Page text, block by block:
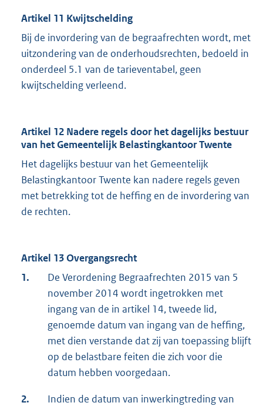
Artikel 11 Kwijtschelding
Bij de invordering van de begraafrechten wordt, met
uitzondering van de onderhoudsrechten, bedoeld in
onderdeel 5.1 van de tarieventabel, geen
kwijtschelding verleend.
Artikel 12 Nadere regels door het dagelijks bestuur
van het Gemeentelijk Belastingkantoor Twente
Het dagelijks bestuur van het Gemeentelijk
Belastingkantoor Twente kan nadere regels geven
met betrekking tot de heffing en de invordering van
de rechten.
Artikel 13 Overgangsrecht
1.
De Verordening Begraafrechten 2015 van 5
november 2014 wordt ingetrokken met
ingang van de in artikel 14, tweede lid,
genoemde datum van ingang van de heffing,
met dien verstande dat zij van toepassing blijft
op de belastbare feiten die zich voor die
datum hebben voorgedaan.
2.
Indien de datum van inwerkingtreding van